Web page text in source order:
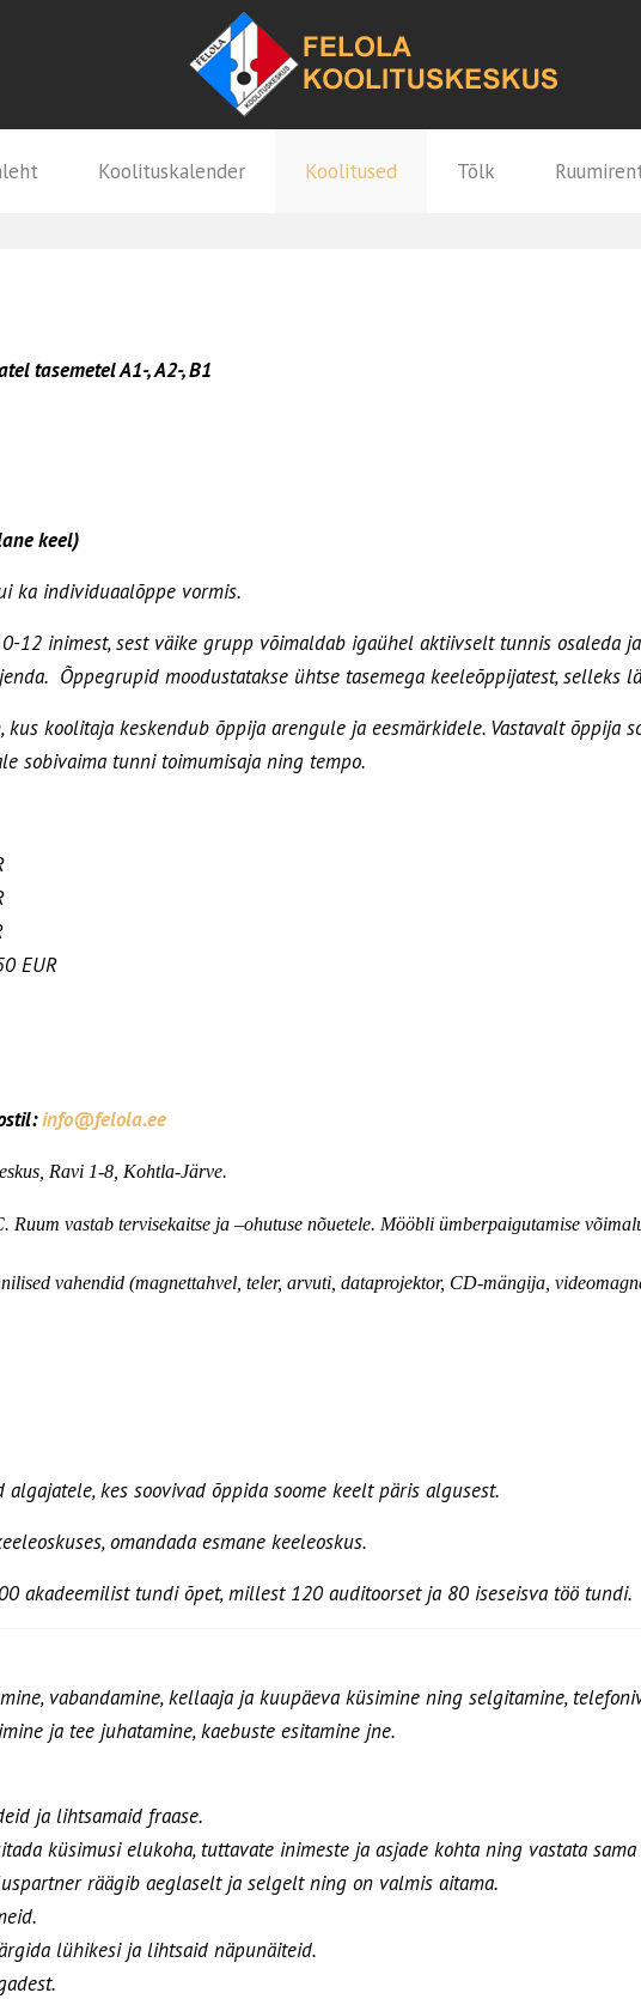
Koolituskalender Koolitused Tõlk
tasemetelA1-, А2-, B1
keel)
ka individuaalõppe vormis.
12 inimest, sest väike grupp võimaldab igaühel aktiivselt tunnis osaleda
Õppegrupid moodustatakse ühtse tasemega keeleõppijatest, selleks
kus koolitaja keskendub õppija arengule ja eesmärkidele. Vastavalt õppija
sobivaima tunni toimumisaja ning tempo.
EUR
info@felola.ee
Ravi 1-8, Kohtla-Järve.
Ruum vastab tervisekaitse ja –ohutuse nõuetele. Mööbli ümberpaigutamise
vahendid (magnettahvel, teler, arvuti, dataprojektor, CD-mängija,
algajatele, kes soovivad õppida soome keelt päris algusest.
omandada esmane keeleoskus.
akadeemilist tundi õpet, millest 120 auditoorset ja 80 iseseisva töö tundi.
vabandamine, kellaaja ja kuupäeva küsimine ning selgitamine,
ja tee juhatamine, kaebuste esitamine jne.
ja lihtsamaid fraase.
küsimusi elukoha, tuttavate inimeste ja asjade kohta ning vastata
räägib aeglaselt ja selgelt ning on valmis aitama.
lühikesi ja lihtsaid näpunäiteid.